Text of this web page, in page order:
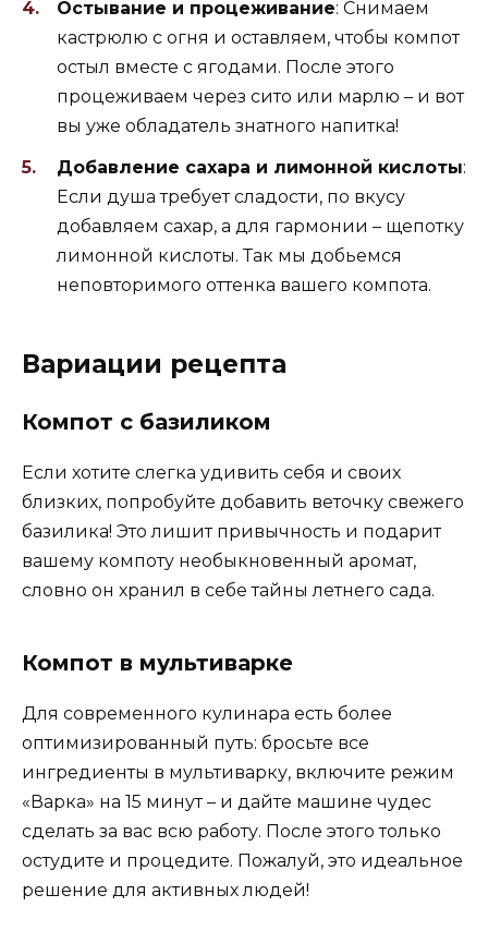
Остывание и процеживание: Снимаем
кастрюлю с огня и оставляем, чтобы компот
остыл вместе с ягодами. После этого
процеживаем через сито или марлю – и вот
вы уже обладатель знатного напитка!
Добавление сахара и лимонной кислоты:
Если душа требует сладости, по вкусу
добавляем сахар, а для гармонии – щепотку
лимонной кислоты. Так мы добьемся
неповторимого оттенка вашего компота.
Вариации рецепта
Компот с базиликом
Если хотите слегка удивить себя и своих
близких, попробуйте добавить веточку свежего
базилика! Это лишит привычность и подарит
вашему компоту необыкновенный аромат,
словно он хранил в себе тайны летнего сада.
Компот в мультиварке
Для современного кулинара есть более
оптимизированный путь: бросьте все
ингредиенты в мультиварку, включите режим
«Варка» на 15 минут – и дайте машине чудес
сделать за вас всю работу. После этого только
остудите и процедите. Пожалуй, это идеальное
решение для активных людей!